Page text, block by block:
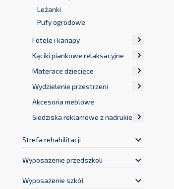
Leżanki
Pufy ogrodowe
Fotele i kanapy 
Kąciki piankowe relaksacyjne 
Materace dziecięce 
Wydzielenie przestrzeni 
Akcesoria meblowe
Siedziska reklamowe z nadrukiem 
Strefa rehabilitacji keyboard_arrow_down
Wyposażenie przedszkoli keyboard_arrow_down
Wyposażenie szkół keyboard_arrow_down